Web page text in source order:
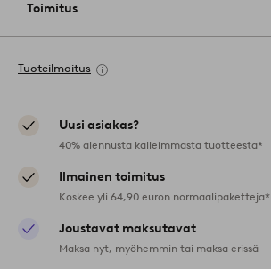
Toimitus
Tuoteilmoitus
Uusi asiakas?
40% alennusta kalleimmasta tuotteesta*
Ilmainen toimitus
Koskee yli 64,90 euron normaalipaketteja*
Joustavat maksutavat
Maksa nyt, myöhemmin tai maksa erissä